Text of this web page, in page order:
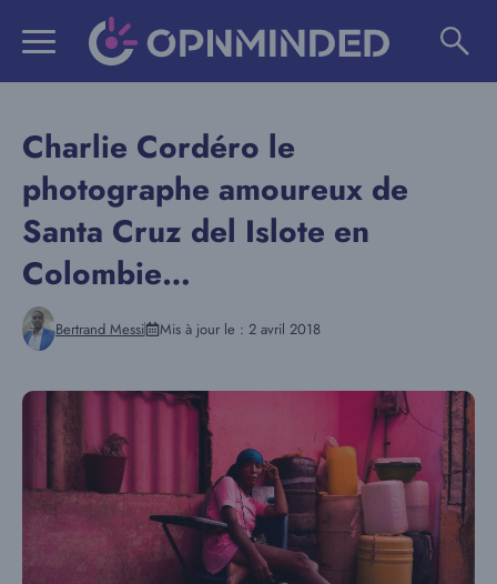
Charlie Cordéro le
photographe amoureux de
Santa Cruz del Islote en
Colombie…
Bertrand Messi Mis à jour le : 2 avril 2018